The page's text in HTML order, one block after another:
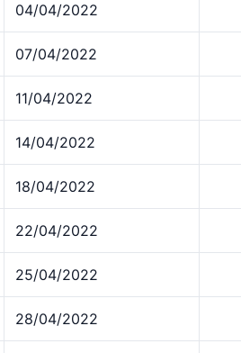
04/04/2022
07/04/2022
11/04/2022
14/04/2022
18/04/2022
22/04/2022
25/04/2022
28/04/2022